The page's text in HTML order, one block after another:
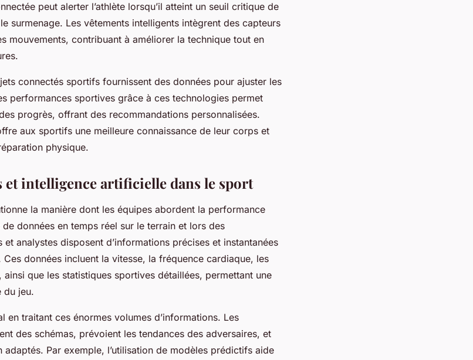
peut alerter l’athlète lorsqu’il atteint un seuil critique de
surmenage. Les vêtements intelligents intègrent des capteurs
mouvements, contribuant à améliorer la technique tout en
connectés sportifs fournissent des données pour ajuster les
performances sportives grâce à ces technologies permet
progrès, offrant des recommandations personnalisées.
aux sportifs une meilleure connaissance de leur corps et
physique.
et intelligence artificielle dans le sport
la manière dont les équipes abordent la performance
données en temps réel sur le terrain et lors des
analystes disposent d’informations précises et instantanées
données incluent la vitesse, la fréquence cardiaque, les
que les statistiques sportives détaillées, permettant une
du jeu.
en traitant ces énormes volumes d’informations. Les
des schémas, prévoient les tendances des adversaires, et
adaptés. Par exemple, l’utilisation de modèles prédictifs aide